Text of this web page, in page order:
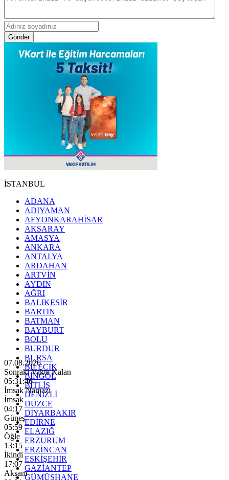
Gönder
İSTANBUL
ADANA
ADIYAMAN
AFYONKARAHİSAR
AKSARAY
AMASYA
ANKARA
ANTALYA
ARDAHAN
ARTVİN
AYDIN
AĞRI
BALIKESİR
BARTIN
BATMAN
BAYBURT
BOLU
BURDUR
BURSA
BİLECİK
BİNGÖL
BİTLİS
DENİZLİ
DÜZCE
DİYARBAKIR
EDİRNE
ELAZIĞ
ERZURUM
ERZİNCAN
ESKİŞEHİR
GAZİANTEP
GÜMÜŞHANE
07.08.2026
Sonraki Vakte Kalan
05:31:44
İmsak Namazı
İmsak
04:17
Güneş
05:59
Öğle
13:15
İkindi
17:07
Akşam